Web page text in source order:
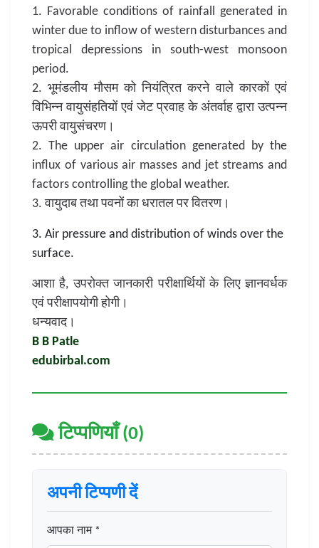
1. Favorable conditions of rainfall generated in
winter due to inflow of western disturbances and
tropical depressions in south-west monsoon
period.
2. भूमंडलीय मौसम को नियंत्रित करने वाले कारकों एवं
विभिन्न वायुसंहतियों एवं जेट प्रवाह के अंतर्वाह द्वारा उत्पन्न
ऊपरी वायुसंचरण।
2. The upper air circulation generated by the
influx of various air masses and jet streams and
factors controlling the global weather.
3. वायुदाब तथा पवनों का धरातल पर वितरण।
3. Air pressure and distribution of winds over the
surface.
आशा है, उपरोक्त जानकारी परीक्षार्थियों के लिए ज्ञानवर्धक
एवं परीक्षापयोगी होगी।
धन्यवाद।
B B Patle
edubirbal.com
टिप्पणियाँ (0)
अपनी टिप्पणी दें
आपका नाम *